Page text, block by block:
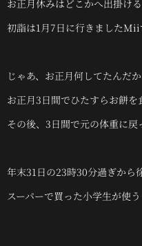
お正月休みはどこかへ出掛け
初詣は1月7日に行きました
じゃあ、お正月何してたんだか
お正月3日間でひたすらお餅を
その後、3日間で元の体重に戻
年末31日の23時30分過ぎから
スーパーで買った小学生が使